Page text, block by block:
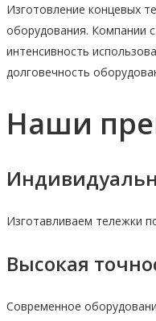
Изготовление концевых
оборудования. Компании
интенсивность
долговечность
Наши
Изготавливаем тележки
Высокая
Современное